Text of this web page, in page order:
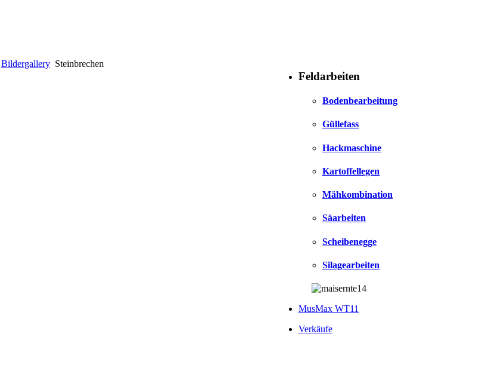
Bildergallery Steinbrechen
Feldarbeiten
Bodenbearbeitung
Güllefass
Hackmaschine
Kartoffellegen
Mähkombination
Säarbeiten
Scheibenegge
Silagearbeiten
MusMax WT11
Verkäufe